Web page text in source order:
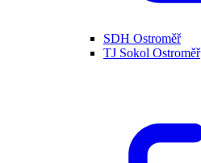
SDH Ostroměř
TJ Sokol Ostroměř